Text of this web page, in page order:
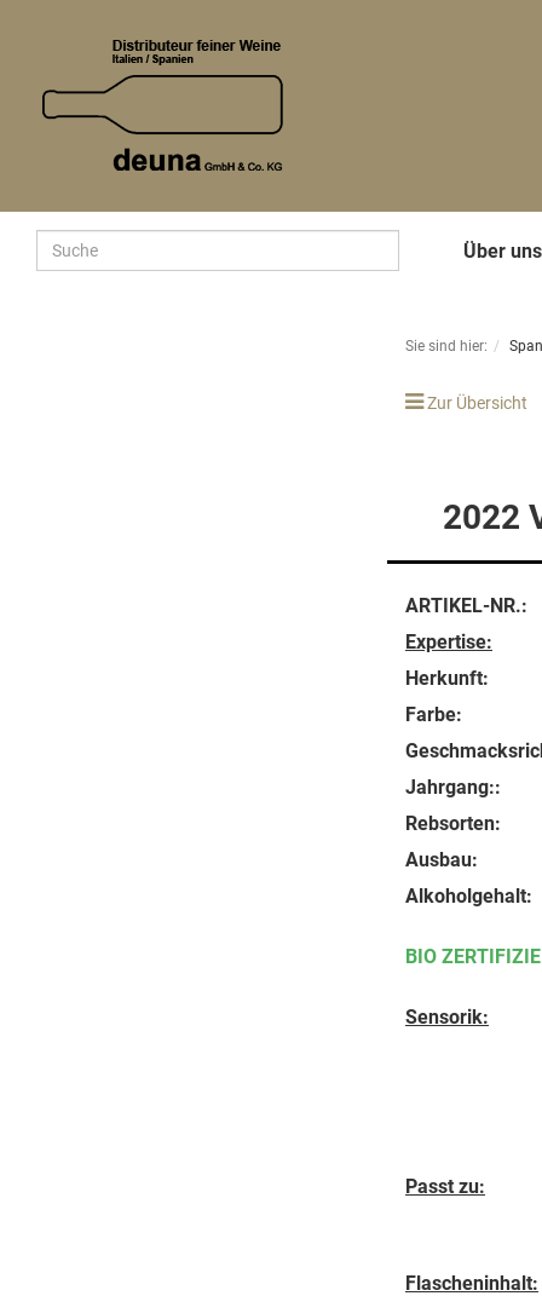
Über uns
Sie sind hier:
Zur Übersicht
2022
ARTIKEL-NR.:
Expertise:
Herkunft:
Farbe:
Jahrgang::
Rebsorten:
Ausbau:
Alkoholgehalt:
BIO
Sensorik:
Passt zu:
Flascheninhalt: